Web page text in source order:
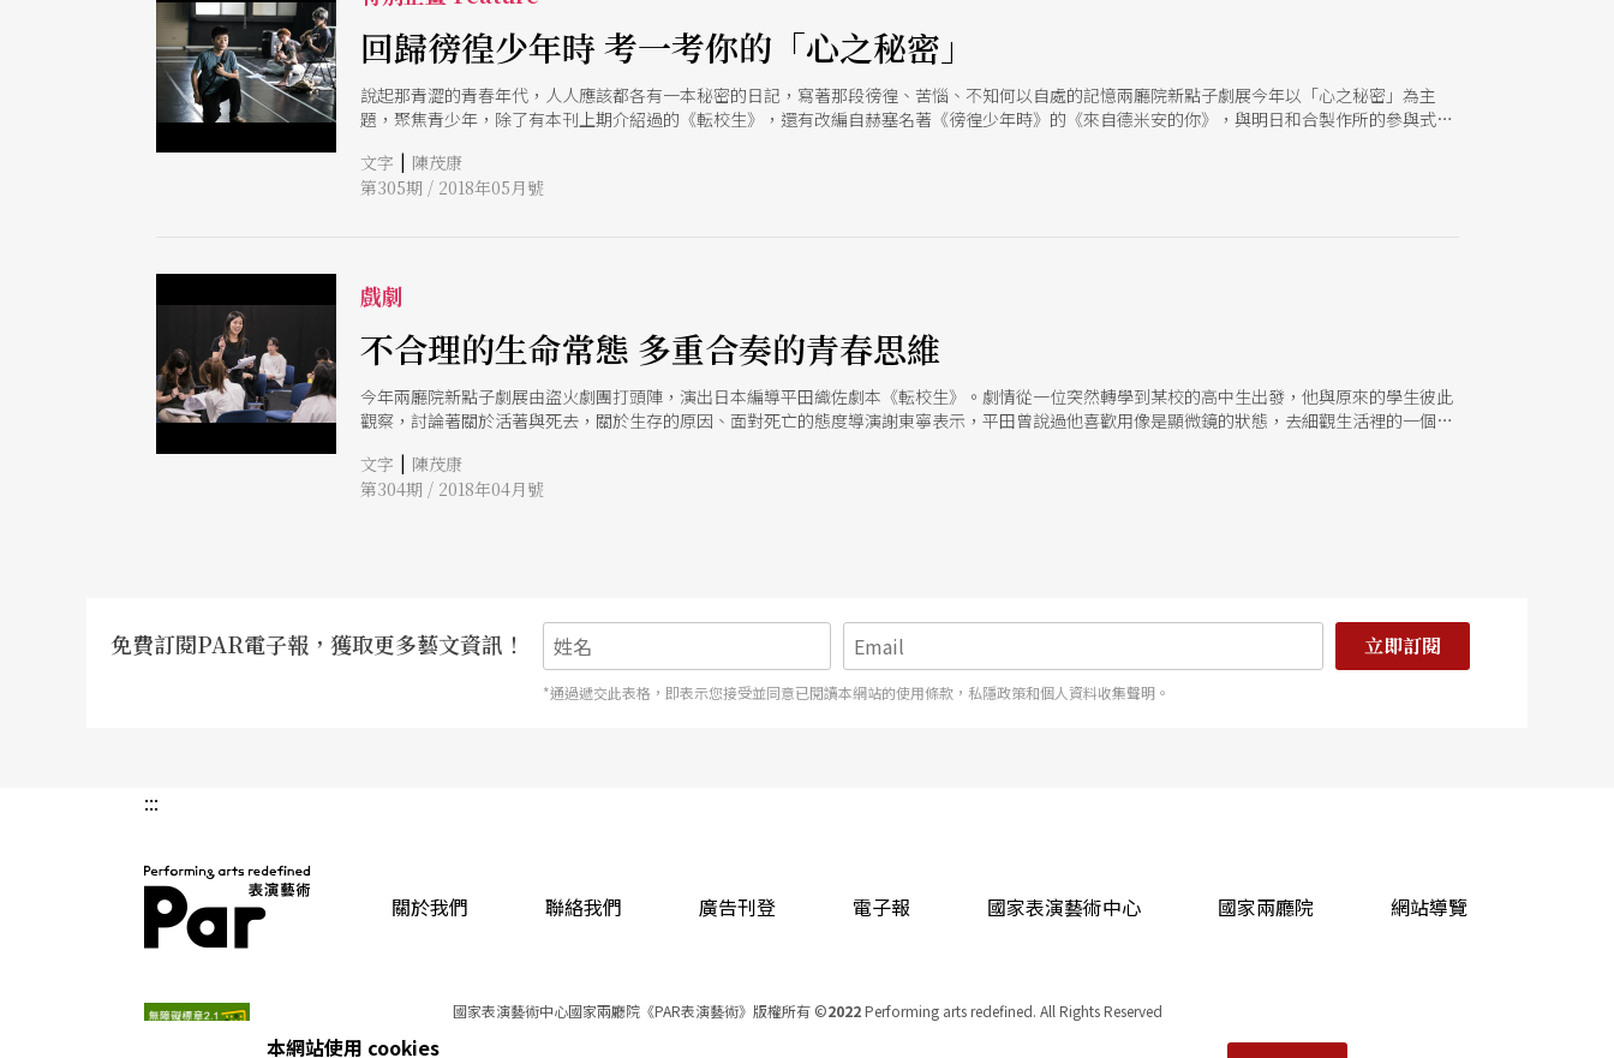
回歸徬徨少年時 考一考你的「心之秘密」
說起那青澀的青春年代，人人應該都各有一本秘密的日記，寫著那段徬徨、苦惱、不知何以自處的記憶兩廳院新點子劇展今年以「心之秘密」為主
題，聚焦青少年，除了有本刊上期介紹過的《転校生》，還有改編自赫塞名著《徬徨少年時》的《來自德米安的你》，與明日和合製作所的參與式流
文字 | 陳茂康
第305期 / 2018年05月號
戲劇
不合理的生命常態 多重合奏的青春思維
今年兩廳院新點子劇展由盜火劇團打頭陣，演出日本編導平田織佐劇本《転校生》。劇情從一位突然轉學到某校的高中生出發，他與原來的學生彼此
觀察，討論著關於活著與死去，關於生存的原因、面對死亡的態度導演謝東寧表示，平田曾說過他喜歡用像是顯微鏡的狀態，去細觀生活裡的一個
文字 | 陳茂康
第304期 / 2018年04月號
免費訂閱PAR電子報，獲取更多藝文資訊！ 立即訂閱
*通過遞交此表格，即表示您接受並同意已閱讀本網站的使用條款，私隱政策和個人資料收集聲明。
:::
關於我們 聯絡我們 廣告刊登 電子報 國家表演藝術中心 國家兩廳院 網站導覽
國家表演藝術中心國家兩廳院《PAR表演藝術》版權所有©2022Performing arts redefined. All Rights Reserved
本網站使用 cookies